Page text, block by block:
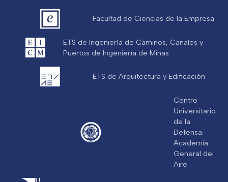
Facultad de Ciencias de la Empresa
ETS de Ingeniería de Caminos, Canales y
Puertos de Ingeniería de Minas
ETS de Arquitectura y Edificación
Centro
Universitario
de la
Defensa.
Academia
General del
Aire